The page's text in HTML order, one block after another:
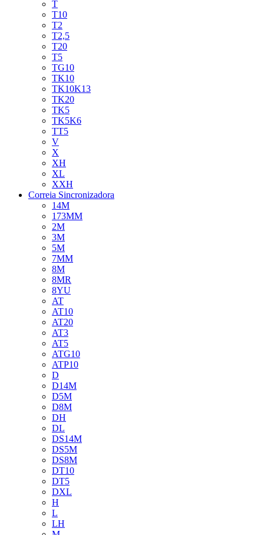
T
T10
T2
T2,5
T20
T5
TG10
TK10
TK10K13
TK20
TK5
TK5K6
TT5
V
X
XH
XL
XXH
Correia Sincronizadora
14M
173MM
2M
3M
5M
7MM
8M
8MR
8YU
AT
AT10
AT20
AT3
AT5
ATG10
ATP10
D
D14M
D5M
D8M
DH
DL
DS14M
DS5M
DS8M
DT10
DT5
DXL
H
L
LH